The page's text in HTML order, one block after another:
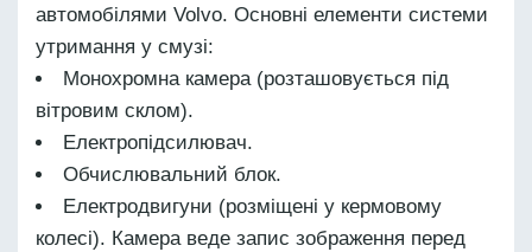
автомобілями Volvo. Основні елементи системи
утримання у смузі:
Монохромна камера (розташовується під
вітровим склом).
Електропідсилювач.
Обчислювальний блок.
Електродвигуни (розміщені у кермовому
колесі). Камера веде запис зображення перед